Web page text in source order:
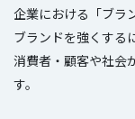
企業における「ブラ
ブランドを強くする
消費者・顧客や社会
す。